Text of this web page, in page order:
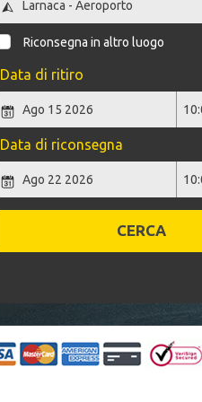
Riconsegna in altro luogo
Data di ritiro
Data di riconsegna
CERCA